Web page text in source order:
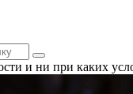
и ни при каких